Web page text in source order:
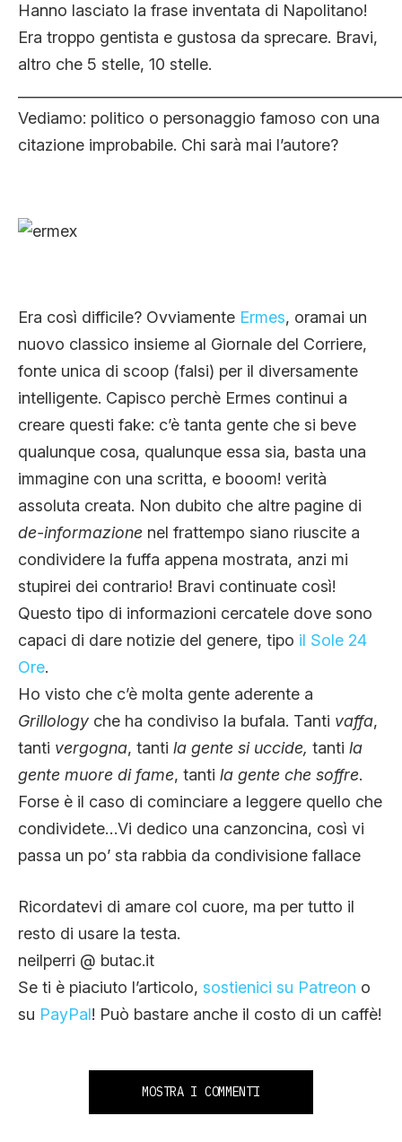
Hanno lasciato la frase inventata di Napolitano!
Era troppo gentista e gustosa da sprecare. Bravi,
altro che 5 stelle, 10 stelle.
Vediamo: politico o personaggio famoso con una
citazione improbabile. Chi sarà mai l’autore?
Era così difficile? Ovviamente Ermes, oramai un
nuovo classico insieme al Giornale del Corriere,
fonte unica di scoop (falsi) per il diversamente
intelligente. Capisco perchè Ermes continui a
creare questi fake: c’è tanta gente che si beve
qualunque cosa, qualunque essa sia, basta una
immagine con una scritta, e booom! verità
assoluta creata. Non dubito che altre pagine di
de-informazione nel frattempo siano riuscite a
condividere la fuffa appena mostrata, anzi mi
stupirei dei contrario! Bravi continuate così!
Questo tipo di informazioni cercatele dove sono
capaci di dare notizie del genere, tipo il Sole 24
Ore.
Ho visto che c’è molta gente aderente a
Grillology che ha condiviso la bufala. Tanti vaffa,
tanti vergogna, tanti la gente si uccide, tanti la
gente muore di fame, tanti la gente che soffre.
Forse è il caso di cominciare a leggere quello che
condividete…Vi dedico una canzoncina, così vi
passa un po’ sta rabbia da condivisione fallace
Ricordatevi di amare col cuore, ma per tutto il
resto di usare la testa.
neilperri @ butac.it
Se ti è piaciuto l’articolo, sostienici su Patreon o
su PayPal! Può bastare anche il costo di un caffè!
MOSTRA I COMMENTI